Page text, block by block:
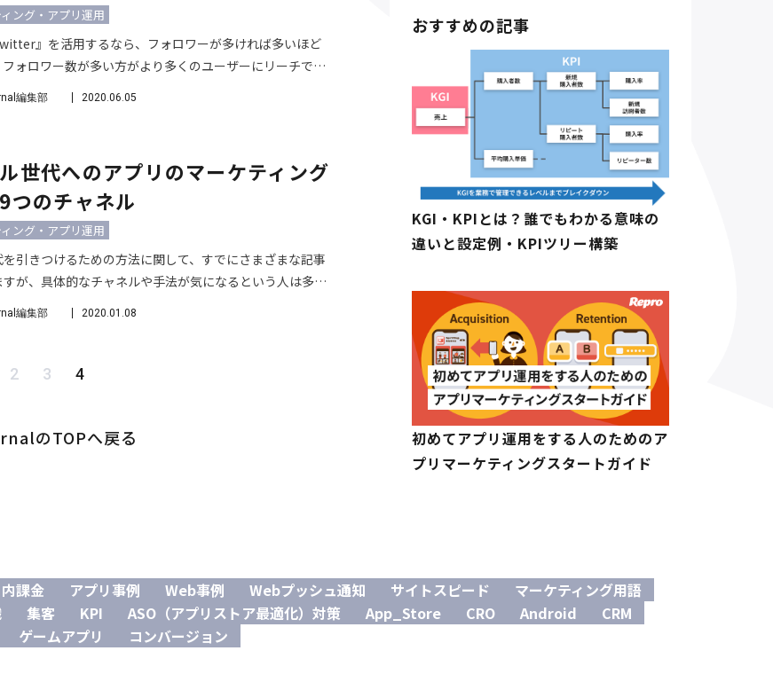
ング・アプリ運用
』を活用するなら、フォロワーが多ければ多いほど
ォロワー数が多い方がより多くのユーザーにリーチでき
、自社サービスの認知やブランディングといったビジネ
やすくなるからです。 例えば、『Twitter』運用の目的
しょうか？もちろん後者でしょう。
編集部 2020.06.05
世代へのアプリのマーケティング
つのチャネル
ング・アプリ運用
引きつけるための方法に関して、すでにさまざまな記事
が、具体的なチャネルや手法が気になるという人は多い
アル世代に、アプリを浸透させるためのマーケティング
な9つのチャネルをご紹介します。 ミレニアル世代の願
編集部 2020.01.08
2 3 4
のTOPへ戻る
課金 アプリ事例 Web事例 Webプッシュ通知 サイトスピード
マーケティング用語
集客 KPI ASO（アプリストア最適化）対策 App_Store CRO Android
CRM
ゲームアプリ コンバージョン
おすすめの記事
KGI・KPIとは？誰でもわかる意味の
違いと設定例・KPIツリー構築
初めてアプリ運用をする人のためのア
プリマーケティングスタートガイド